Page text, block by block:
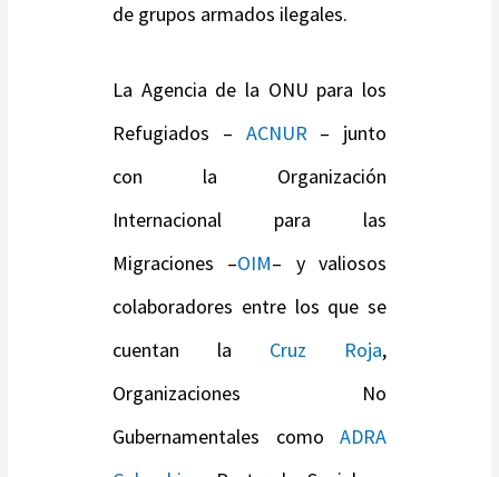
de grupos armados ilegales.
La Agencia de la ONU para los
Refugiados – ACNUR– junto
con la Organización
Internacional para las
Migraciones –OIM– y valiosos
colaboradores entre los que se
cuentan la Cruz Roja,
Organizaciones No
Gubernamentales como ADRA